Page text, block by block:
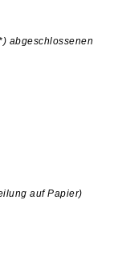
abgeschlossenen
auf Papier)